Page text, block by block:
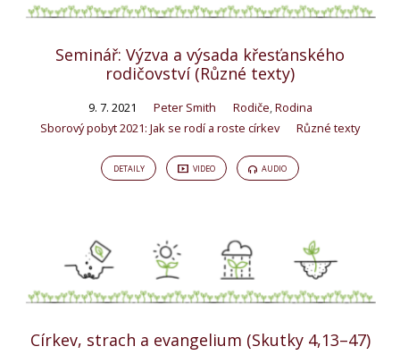
Seminář: Výzva a výsada křesťanského
rodičovství (Různé texty)
9. 7. 2021 Peter Smith Rodiče,Rodina
Sborový pobyt 2021: Jak se rodí a roste církev
Různé texty
DETAILY VIDEO AUDIO
Církev, strach a evangelium (Skutky 4,13–47)